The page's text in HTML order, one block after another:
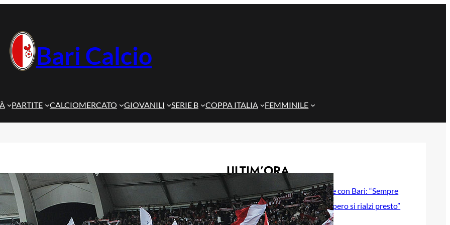
Bari Calcio
PARTITE CALCIOMERCATO GIOVANILI SERIE B COPPA ITALIA FEMMINILE
ULTIM’ORA
Gazzi e il legame con Bari: “Sempre
nel mio cuore, spero si rialzi presto”
29 Maggio 2026